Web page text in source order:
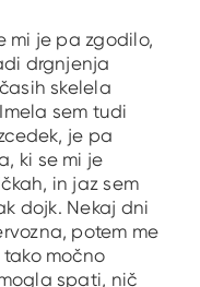
mi je pa zgodilo,
drgnjenja
skelela
sem tudi
je pa
ki se mi je
in jaz sem
dojk. Nekaj dni
potem me
močno
spati, nič